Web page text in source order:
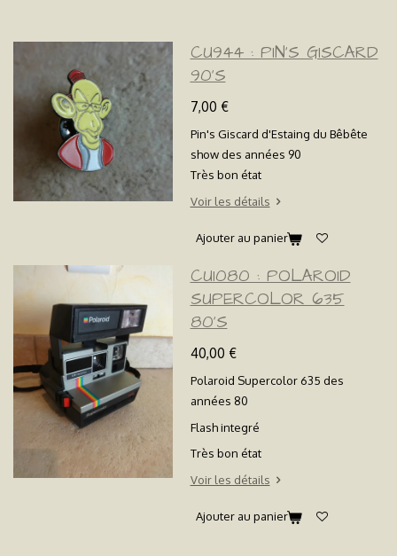
CU944 : PIN'S GISCARD
90'S
7,00 €
Pin's Giscard d'Estaing du Bêbête
show des années 90
Très bon état
Voir les détails
Ajouter au panier
CU1080 : POLAROID
SUPERCOLOR 635
80'S
40,00 €
Polaroid Supercolor 635 des
années 80
Flash integré
Très bon état
Voir les détails
Ajouter au panier